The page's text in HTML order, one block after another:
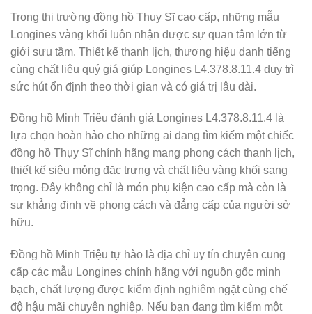
Trong thị trường đồng hồ Thụy Sĩ cao cấp, những mẫu
Longines vàng khối luôn nhận được sự quan tâm lớn từ
giới sưu tầm. Thiết kế thanh lịch, thương hiệu danh tiếng
cùng chất liệu quý giá giúp Longines L4.378.8.11.4 duy trì
sức hút ổn định theo thời gian và có giá trị lâu dài.
Đồng hồ Minh Triệu đánh giá Longines L4.378.8.11.4 là
lựa chọn hoàn hảo cho những ai đang tìm kiếm một chiếc
đồng hồ Thụy Sĩ chính hãng mang phong cách thanh lịch,
thiết kế siêu mỏng đặc trưng và chất liệu vàng khối sang
trọng. Đây không chỉ là món phụ kiện cao cấp mà còn là
sự khẳng định về phong cách và đẳng cấp của người sở
hữu.
Đồng hồ Minh Triệu tự hào là địa chỉ uy tín chuyên cung
cấp các mẫu Longines chính hãng với nguồn gốc minh
bạch, chất lượng được kiểm định nghiêm ngặt cùng chế
độ hậu mãi chuyên nghiệp. Nếu bạn đang tìm kiếm một